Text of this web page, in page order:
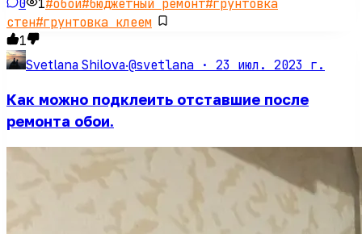
0 1#обои#бюджетный ремонт#грунтовка
стен#грунтовка клеем
1
Svetlana Shilova·@svetlana · 23 июл. 2023 г.
Как можно подклеить отставшие после
ремонта обои.